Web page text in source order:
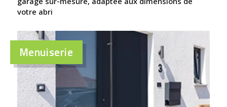
votre abri
Menuiserie